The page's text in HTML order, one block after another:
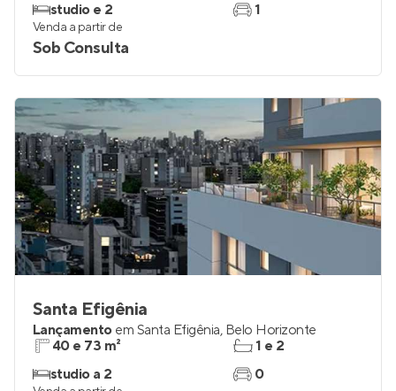
studio e 2
1
Venda a partir de
Sob Consulta
Santa Efigênia
Lançamento em Santa Efigênia, Belo Horizonte
40 e 73 m²
studio a 2
1 e 2
0